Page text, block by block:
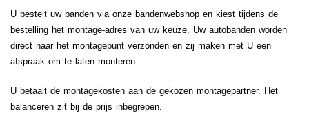
U bestelt uw banden via onze bandenwebshop en kiest tijdens de
bestelling het montage-adres van uw keuze. Uw autobanden worden
direct naar het montagepunt verzonden en zij maken met U een
afspraak om te laten monteren.
U betaalt de montagekosten aan de gekozen montagepartner. Het
balanceren zit bij de prijs inbegrepen.